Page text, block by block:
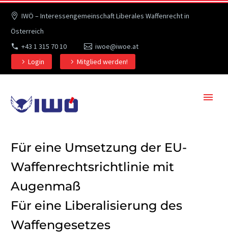
IWÖ – Interessengemeinschaft Liberales Waffenrecht in
Österreich
+43 1 315 70 10
iwoe@iwoe.at
Login
Mitglied werden!
Für eine Umsetzung der EU-
Waffenrechtsrichtlinie mit
Augenmaß
Für eine Liberalisierung des
Waffengesetzes